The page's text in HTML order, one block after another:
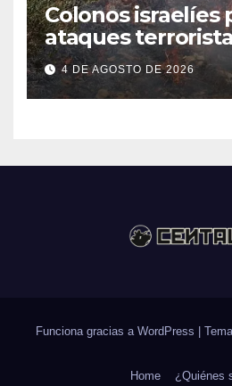
Colonos israelíes
ataques
familias
Cisjordania
4 DE AGOSTO DE 2026
Funciona gracias a WordPress
Home ¿Quiénes